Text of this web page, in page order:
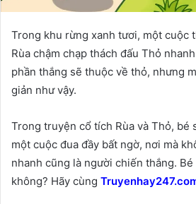
Trong khu rừng xanh tươi, một cuộc
Rùa chậm chạp thách đấu Thỏ
phần thắng sẽ thuộc về thỏ, nhưng
giản như vậy.
Trong truyện cổ tích Rùa và Thỏ, bé
một cuộc đua đầy bất ngờ, nơi mà
nhanh cũng là người chiến thắng.
không? Hãy cùng